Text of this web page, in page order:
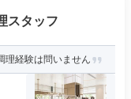
スタッフ
理経験は問いません